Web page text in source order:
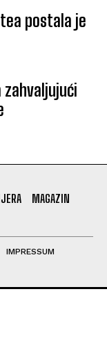
postala je
zahvaljujući
MAGAZIN
IMPRESSUM